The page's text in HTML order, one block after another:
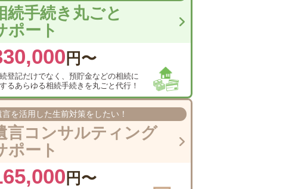
続手続き丸ごと
ポート
円〜
登記だけでなく、 預貯金などの相続に
るあらゆる相続手続きを丸ごと代行！
言を活用した生前対策をしたい！
言コンサルテ ィング
ポート
円〜